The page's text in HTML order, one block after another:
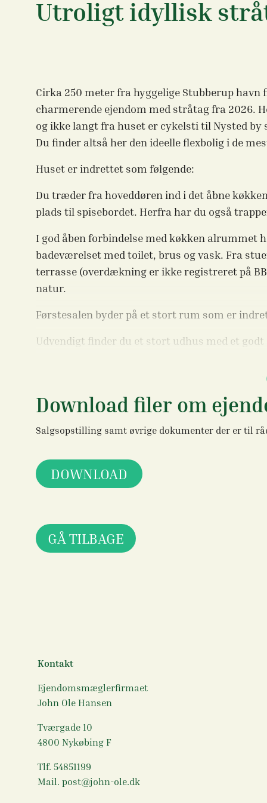
Utroligt idyllisk
Cirka 250 meter fra hyggelige Stubberup havn
charmerende ejendom med stråtag fra 2026.
og ikke langt fra huset er cykelsti til Nysted
Du finder altså her den ideelle flexbolig i de
Huset er indrettet som følgende:
Du træder fra hoveddøren ind i det åbne
plads til spisebordet. Herfra har du også
I god åben forbindelse med køkken
badeværelset med toilet, brus og vask. Fra
terrasse (overdækning er ikke registreret på
natur.
Førstesalen byder på et stort rum som er
Udvendigt finder du et stort udhus med et
Alt i alt en unik og charmerende ejendom, med
Download filer om
Salgsopstilling samt øvrige dokumenter der er til
DOWNLOAD
GÅ TILBAGE
Kontakt
Ejendomsmæglerfirmaet
John Ole Hansen
Tværgade 10
4800 Nykøbing F
Tlf. 54851199
Mail. post@john-ole.dk